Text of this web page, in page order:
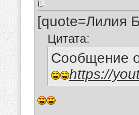
[quote=Лилия
Цитата:
Сообщение
https://